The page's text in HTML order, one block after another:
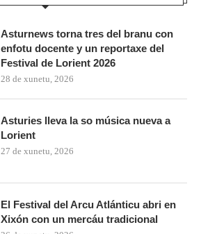
Asturnews torna tres del branu con
enfotu docente y un reportaxe del
Festival de Lorient 2026
28 de xunetu, 2026
Asturies lleva la so música nueva a
Lorient
27 de xunetu, 2026
El Festival del Arcu Atlánticu abri en
Xixón con un mercáu tradicional